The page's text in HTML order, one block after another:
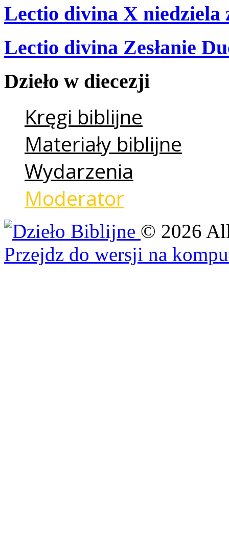
Lectio divina X niedziela
Lectio divina Zesłanie
Dzieło w diecezji
Kręgi biblijne
Materiały biblijne
Wydarzenia
Moderator
© 2026
Przejdz do wersji na